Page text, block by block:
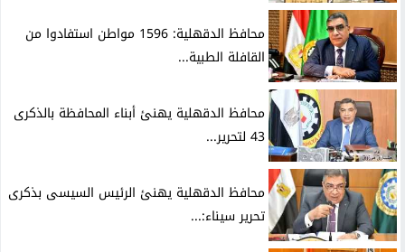
محافظ الدقهلية: 1596 مواطن استفادوا من
القافلة الطبية...
محافظ الدقهلية يهنئ أبناء المحافظة بالذكرى
43 لتحرير...
محافظ الدقهلية يهنئ الرئيس السيسى بذكرى
تحرير سيناء:...